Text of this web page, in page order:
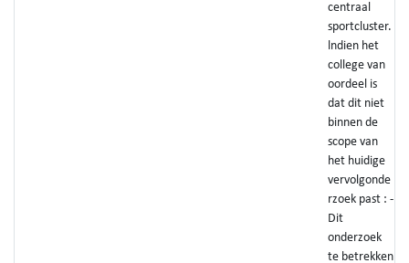
centraal
sportcluster.
lndien het
college van
oordeel is
dat dit niet
binnen de
scope van
het huidige
vervolgonde
rzoek past : -
Dit
onderzoek
te betrekken